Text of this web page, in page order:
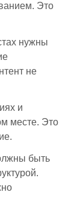
Это
нужны
не
и
месте. Это
быть